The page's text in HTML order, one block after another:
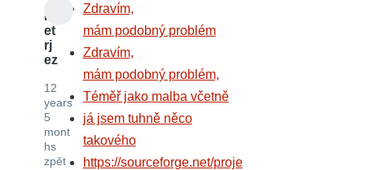
P
et
rj
ez
12
years
5
mont
hs
zpět
Zdravím,
mám podobný problém
Zdravím,
mám podobný problém,
Téměř jako malba včetně
já jsem tuhně něco
takového
https://sourceforge.net/proje